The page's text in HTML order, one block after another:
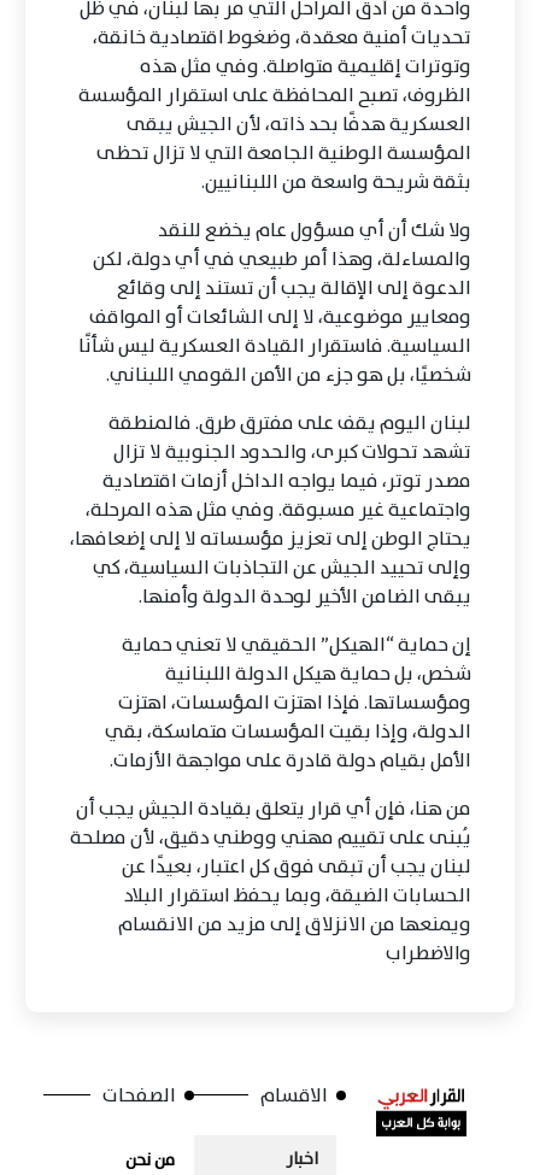
واحدة من أدق المراحل التي مر بها لبنان، في ظل
تحديات أمنية معقدة، وضغوط اقتصادية خانقة،
وتوترات إقليمية متواصلة. وفي مثل هذه
الظروف، تصبح المحافظة على استقرار المؤسسة
العسكرية هدفًا بحد ذاته، لأن الجيش يبقى
المؤسسة الوطنية الجامعة التي لا تزال تحظى
بثقة شريحة واسعة من اللبنانيين.
ولا شك أن أي مسؤول عام يخضع للنقد
والمساءلة، وهذا أمر طبيعي في أي دولة، لكن
الدعوة إلى الإقالة يجب أن تستند إلى وقائع
ومعايير موضوعية، لا إلى الشائعات أو المواقف
السياسية. فاستقرار القيادة العسكرية ليس شأنًا
شخصيًا، بل هو جزء من الأمن القومي اللبناني.
لبنان اليوم يقف على مفترق طرق. فالمنطقة
تشهد تحولات كبرى، والحدود الجنوبية لا تزال
مصدر توتر، فيما يواجه الداخل أزمات اقتصادية
واجتماعية غير مسبوقة. وفي مثل هذه المرحلة،
يحتاج الوطن إلى تعزيز مؤسساته لا إلى إضعافها،
وإلى تحييد الجيش عن التجاذبات السياسية، كي
يبقى الضامن الأخير لوحدة الدولة وأمنها.
إن حماية “الهيكل” الحقيقي لا تعني حماية
شخص، بل حماية هيكل الدولة اللبنانية
ومؤسساتها. فإذا اهتزت المؤسسات، اهتزت
الدولة، وإذا بقيت المؤسسات متماسكة، بقي
الأمل بقيام دولة قادرة على مواجهة الأزمات.
من هنا، فإن أي قرار يتعلق بقيادة الجيش يجب أن
يُبنى على تقييم مهني ووطني دقيق، لأن مصلحة
لبنان يجب أن تبقى فوق كل اعتبار، بعيدًا عن
الحسابات الضيقة، وبما يحفظ استقرار البلاد
ويمنعها من الانزلاق إلى مزيد من الانقسام
والاضطراب
الاقسام
اخبار
الصفحات
من نحن